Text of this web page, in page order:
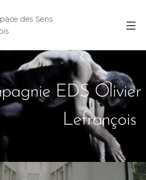
des Sens
EDS Olivier
Lefrançois